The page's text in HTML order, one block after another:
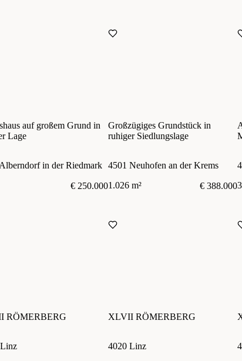
auf großem Grund in
Lage
in der Riedmark
€ 250.000
Großzügiges Grundstück in
ruhiger Siedlungslage
4501 Neuhofen an der Krems
1.026 m²
€ 388.000
RÖMERBERG XLVII RÖMERBERG
4020 Linz